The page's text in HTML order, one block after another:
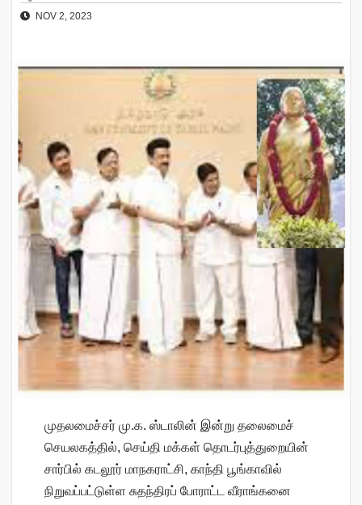
NOV 2, 2023
முதலமைச்சர் மு.க. ஸ்டாலின் இன்று தலைமைச்
செயலகத்தில், செய்தி மக்கள் தொடர்புத்துறையின்
சார்பில் கடலூர் மாநகராட்சி, காந்தி பூங்காவில்
நிறுவப்பட்டுள்ள சுதந்திரப் போராட்ட வீராங்கனை